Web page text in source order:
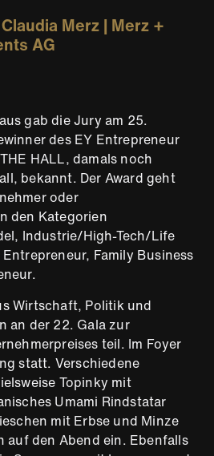
Merz | Merz +
AG
gab die Jury am 25.
des EY Entrepreneur
HALL, damals noch
bekannt. Der Award geht
oder
den Kategorien
Industrie/High-Tech/Life
Family Business
Wirtschaft, Politik und
an der 22. Gala zur
teil. Im Foyer
statt. Verschiedene
Topinky mit
Umami Rindstatar
mit Erbse und Minze
auf den Abend ein. Ebenfalls